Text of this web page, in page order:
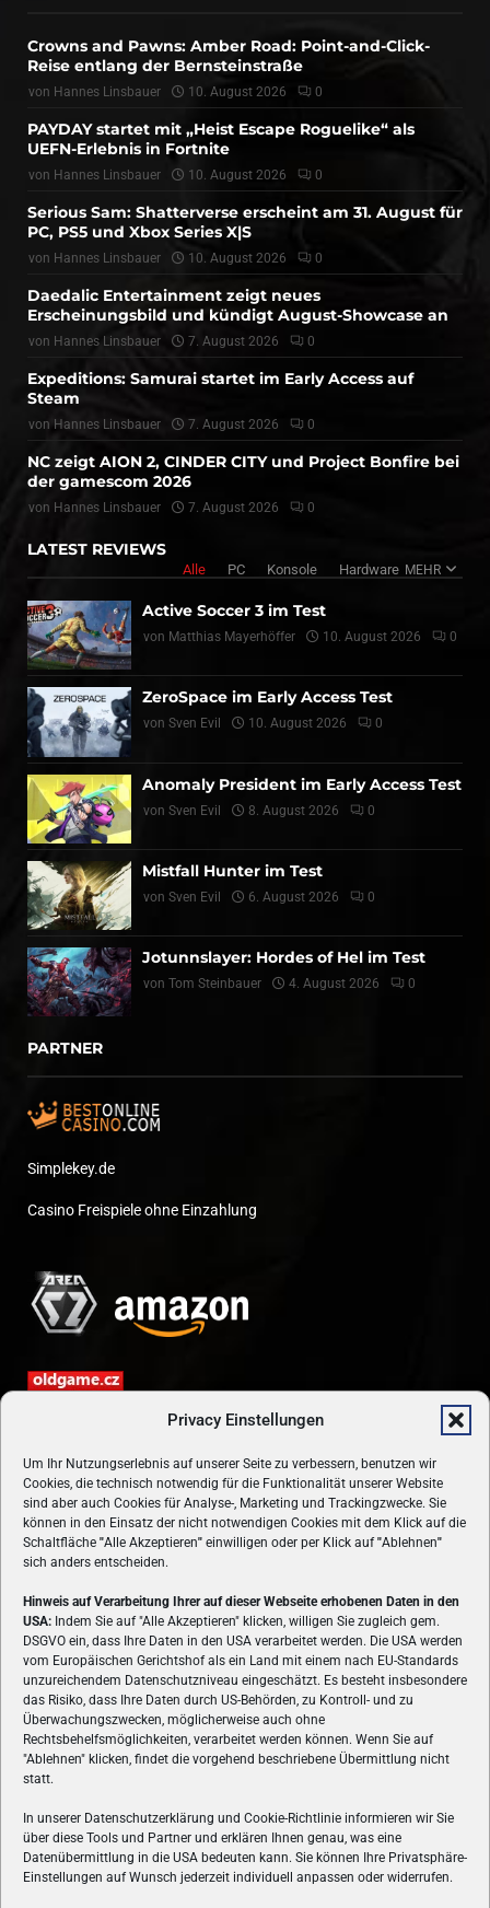
Privacy Einstellungen
Um Ihr Nutzungserlebnis auf unserer Seite zu verbessern, benutzen wir
Cookies, die technisch notwendig für die Funktionalität unserer Website
sind aber auch Cookies für Analyse-, Marketing und Trackingzwecke. Sie
können in den Einsatz der nicht notwendigen Cookies mit dem Klick auf die
Schaltfläche "Alle Akzeptieren" einwilligen oder per Klick auf"Ablehnen"
sich anders entscheiden.
Hinweis auf Verarbeitung Ihrer auf dieser Webseite erhobenen Daten in den
USA: Indem Sie auf "Alle Akzeptieren" klicken, willigen Sie zugleich gem.
DSGVO ein, dass Ihre Daten in den USA verarbeitet werden. Die USA werden
vom Europäischen Gerichtshof als ein Land mit einem nach EU-Standards
unzureichendem Datenschutzniveau eingeschätzt. Es besteht insbesondere
das Risiko, dass Ihre Daten durch US-Behörden, zu Kontroll- und zu
Überwachungszwecken, möglicherweise auch ohne
Rechtsbehelfsmöglichkeiten, verarbeitet werden können. Wenn Sie auf
"Ablehnen" klicken, findet die vorgehend beschriebene Übermittlung nicht
statt.
In unserer Datenschutzerklärung und Cookie-Richtlinie informieren wir Sie
über diese Tools und Partner und erklären Ihnen genau, was eine
Datenübermittlung in die USA bedeuten kann. Sie können Ihre Privatsphäre-
Einstellungen auf Wunsch jederzeit individuell anpassen oder widerrufen.
Crowns and Pawns: Amber Road: Point-and-Click-
Reise entlang der Bernsteinstraße
von Hannes Linsbauer 10. August 2026 0
PAYDAY startet mit „Heist Escape Roguelike“ als
UEFN-Erlebnis in Fortnite
von Hannes Linsbauer 10. August 2026 0
Serious Sam: Shatterverse erscheint am 31. August für
PC, PS5 und Xbox Series X|S
von Hannes Linsbauer 10. August 2026 0
Daedalic Entertainment zeigt neues
Erscheinungsbild und kündigt August-Showcase an
von Hannes Linsbauer 7. August 2026 0
Expeditions: Samurai startet im Early Access auf
Steam
von Hannes Linsbauer 7. August 2026 0
NC zeigt AION 2, CINDER CITY und Project Bonfire bei
der gamescom 2026
von Hannes Linsbauer 7. August 2026 0
LATEST REVIEWS
Alle PC Konsole Hardware MEHR
Active Soccer 3 im Test
von Matthias Mayerhöffer 10. August 2026 0
ZeroSpace im Early Access Test
von Sven Evil 10. August 2026 0
Anomaly President im Early Access Test
von Sven Evil 8. August 2026 0
Mistfall Hunter im Test
von Sven Evil 6. August 2026 0
Jotunnslayer: Hordes of Hel im Test
von Tom Steinbauer 4. August 2026 0
PARTNER
Simplekey.de
Casino Freispiele ohne Einzahlung
ÜBER UNS
VON GAMERN, FÜR GAMER! Gamers.at ist das älteste Online-
Spielemagazin Österreichs und bringt täglich aktuelle News,
Reviews und Videos zu PC- und Konsolenspielen, Gaming-
Hardware und aus der Welt des e-Sport's.
FOLGE UNS